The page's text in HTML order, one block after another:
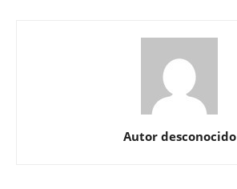
Autor desconocido